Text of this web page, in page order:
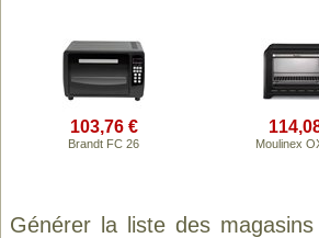
103,76 €
Brandt FC 26 Moulinex
Générer la liste des